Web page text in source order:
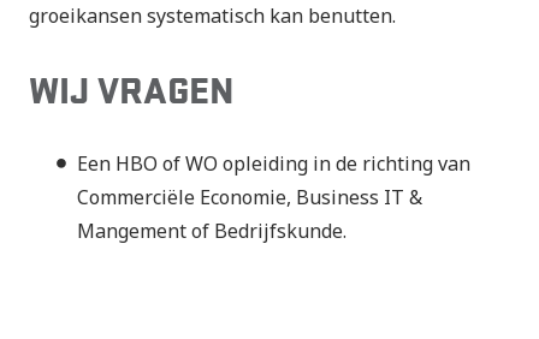
groeikansen systematisch kan benutten.
WIJ VRAGEN
Een HBO of WO opleiding in de richting van
Commerciële Economie, Business IT &
Mangement of Bedrijfskunde.